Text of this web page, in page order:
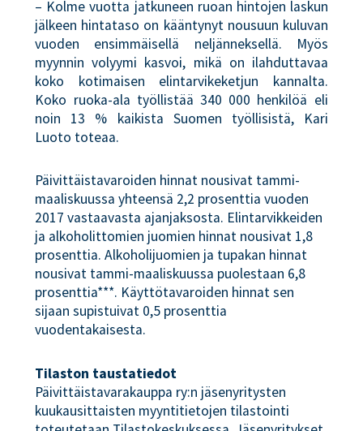
– Kolme vuotta jatkuneen ruoan hintojen laskun
jälkeen hintataso on kääntynyt nousuun kuluvan
vuoden ensimmäisellä neljänneksellä. Myös
myynnin volyymi kasvoi, mikä on ilahduttavaa
koko kotimaisen elintarvikeketjun kannalta.
Koko ruoka-ala työllistää 340 000 henkilöä eli
noin 13 % kaikista Suomen työllisistä, Kari
Luoto toteaa.
Päivittäistavaroiden hinnat nousivat tammi-
maaliskuussa yhteensä 2,2 prosenttia vuoden
2017 vastaavasta ajanjaksosta. Elintarvikkeiden
ja alkoholittomien juomien hinnat nousivat 1,8
prosenttia. Alkoholijuomien ja tupakan hinnat
nousivat tammi-maaliskuussa puolestaan 6,8
prosenttia***. Käyttötavaroiden hinnat sen
sijaan supistuivat 0,5 prosenttia
vuodentakaisesta.
Tilaston taustatiedot
Päivittäistavarakauppa ry:n jäsenyritysten
kuukausittaisten myyntitietojen tilastointi